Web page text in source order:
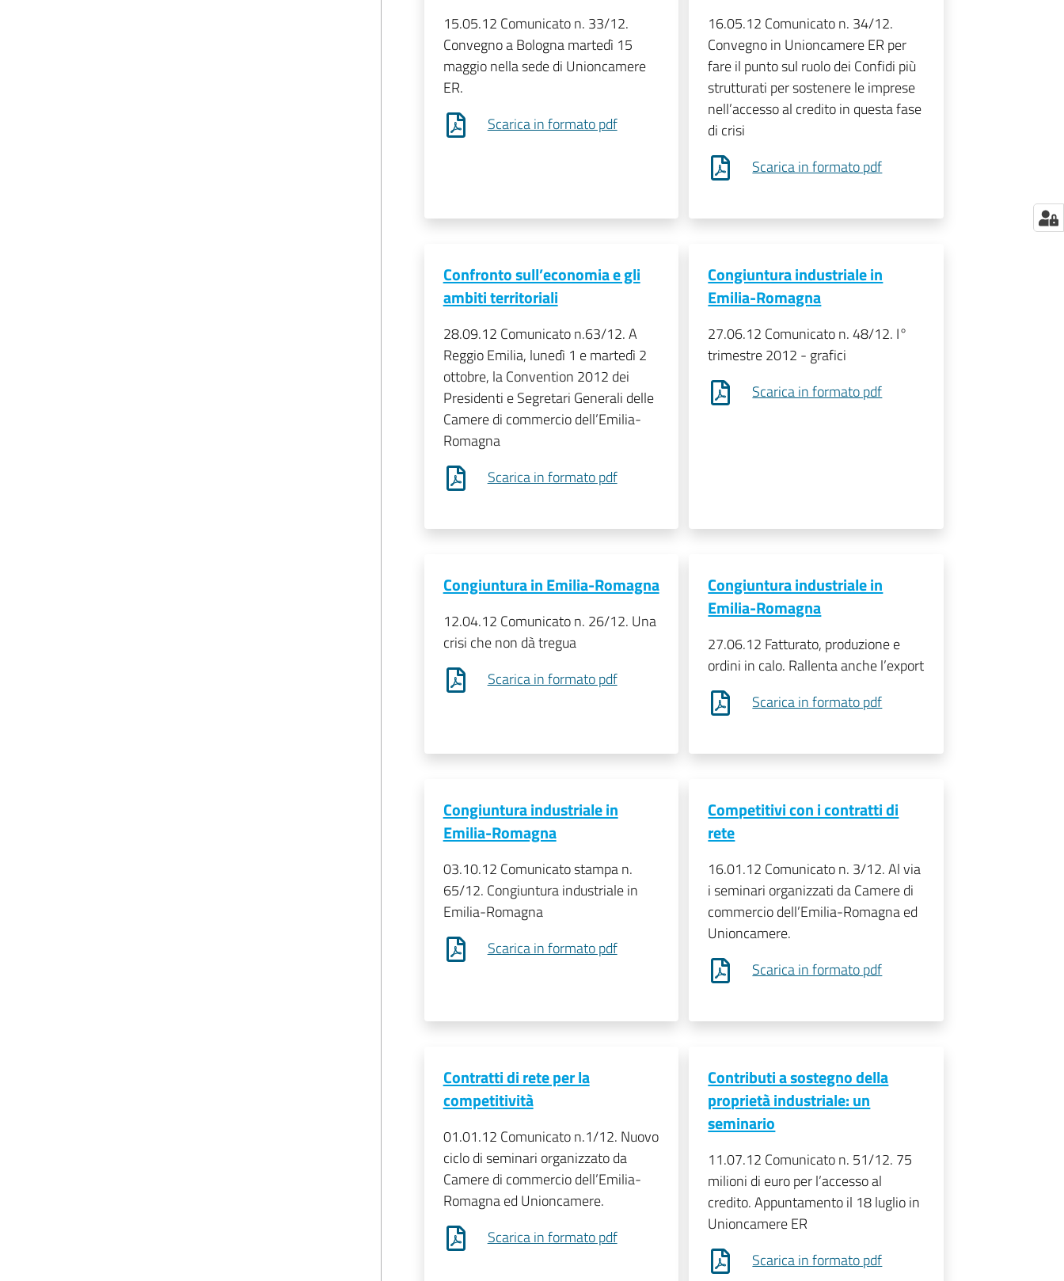
15.05.12 Comunicato n. 33/12.
Convegno a Bologna martedì 15
maggio nella sede di Unioncamere
ER.
Scarica in formato pdf
16.05.12 Comunicato n. 34/12.
Convegno in Unioncamere ER per
fare il punto sul ruolo dei Confidi più
strutturati per sostenere le imprese
nell’accesso al credito in questa fase
di crisi
Scarica in formato pdf
Confronto sull’economia e gli
ambiti territoriali
28.09.12 Comunicato n.63/12. A
Reggio Emilia, lunedì 1 e martedì 2
ottobre, la Convention 2012 dei
Presidenti e Segretari Generali delle
Camere di commercio dell’Emilia-
Romagna
Scarica in formato pdf
Congiuntura industriale in
Emilia-Romagna
27.06.12 Comunicato n. 48/12. I°
trimestre 2012 - grafici
Scarica in formato pdf
Congiuntura in Emilia-Romagna
12.04.12 Comunicato n. 26/12. Una
crisi che non dà tregua
Scarica in formato pdf
Congiuntura industriale in
Emilia-Romagna
27.06.12 Fatturato, produzione e
ordini in calo. Rallenta anche l’export
Scarica in formato pdf
Congiuntura industriale in
Emilia-Romagna
03.10.12 Comunicato stampa n.
65/12. Congiuntura industriale in
Emilia-Romagna
Scarica in formato pdf
Competitivi con i contratti di
rete
16.01.12 Comunicato n. 3/12. Al via
i seminari organizzati da Camere di
commercio dell’Emilia-Romagna ed
Unioncamere.
Scarica in formato pdf
Contratti di rete per la
competitività
01.01.12 Comunicato n.1/12. Nuovo
ciclo di seminari organizzato da
Camere di commercio dell’Emilia-
Romagna ed Unioncamere.
Scarica in formato pdf
Contributi a sostegno della
proprietà industriale: un
seminario
11.07.12 Comunicato n. 51/12. 75
milioni di euro per l’accesso al
credito. Appuntamento il 18 luglio in
Unioncamere ER
Scarica in formato pdf